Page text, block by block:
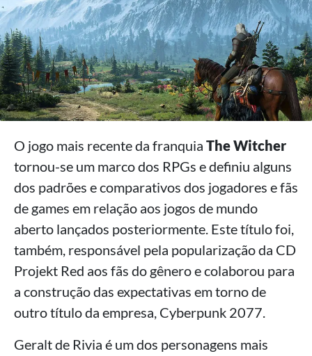
O jogo mais recente da franquia The Witcher
tornou-se um marco dos RPGs e definiu alguns
dos padrões e comparativos dos jogadores e fãs
de games em relação aos jogos de mundo
aberto lançados posteriormente. Este título foi,
também, responsável pela popularização da CD
Projekt Red aos fãs do gênero e colaborou para
a construção das expectativas em torno de
outro título da empresa, Cyberpunk 2077.
Geralt de Rivia é um dos personagens mais